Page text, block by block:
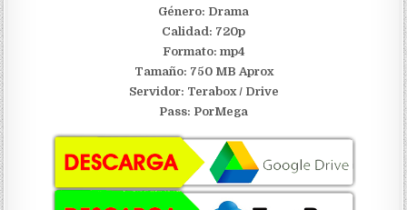
Género: Drama
Calidad: 720p
Formato: mp4
Tamaño: 750 MB Aprox
Servidor: Terabox / Drive
Pass: PorMega